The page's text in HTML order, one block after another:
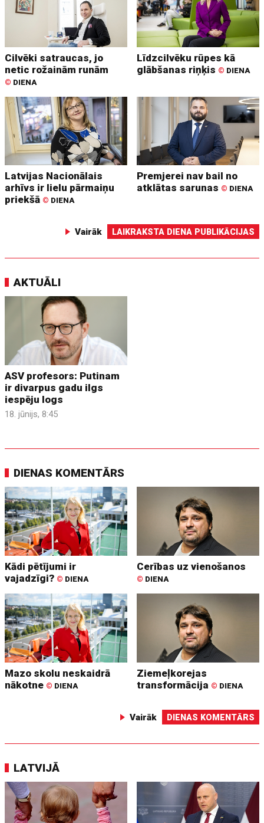
Cilvēki satraucas, jo
netic rožainām runām
© DIENA
Līdzcilvēku rūpes kā
glābšanas riņķis © DIENA
Latvijas Nacionālais
arhīvs ir lielu pārmaiņu
priekšā © DIENA
Premjerei nav bail no
atklātas sarunas © DIENA
Vairāk LAIKRAKSTA DIENA PUBLIKĀCIJAS
AKTUĀLI
ASV profesors: Putinam
ir divarpus gadu ilgs
iespēju logs
18. jūnijs, 8:45
DIENAS KOMENTĀRS
Kādi pētījumi ir
vajadzīgi? © DIENA
Cerības uz vienošanos
© DIENA
Mazo skolu neskaidrā
nākotne © DIENA
Ziemeļkorejas
transformācija © DIENA
Vairāk DIENAS KOMENTĀRS
LATVIJĀ